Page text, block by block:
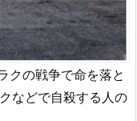
クの戦争で命を落と
などで自殺する人の